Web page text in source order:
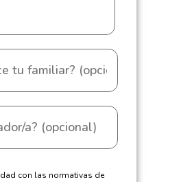
con las normativas de